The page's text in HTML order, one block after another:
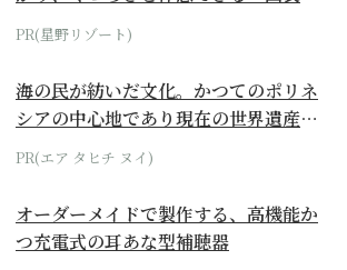
ホテル by...
PR(星野リゾート)
海の民が紡いだ文化。かつてのポリネ
シアの中心地であり現在の世界遺産か
らみえてくる...
PR(エア タヒチ ヌイ)
オーダーメイドで製作する、高機能か
つ充電式の耳あな型補聴器